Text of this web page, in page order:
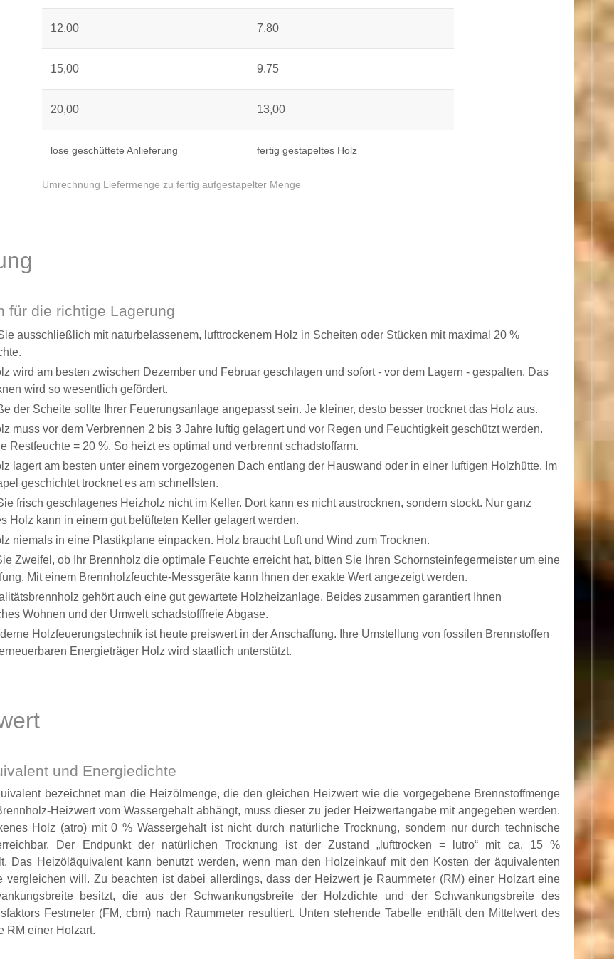
Umrechnung Liefermenge zu fertig aufgestapelter Menge
12,00 7,80
15,00 9.75
20,00 13,00
lose geschüttete Anlieferung fertig gestapeltes Holz
für die richtige Lagerung
ausschließlich mit naturbelassenem, lufttrockenem Holz in Scheiten oder Stücken mit maximal 20 %
wird am besten zwischen Dezember und Februar geschlagen und sofort - vor dem Lagern - gespalten. Das
wird so wesentlich gefördert.
der Scheite sollte Ihrer Feuerungsanlage angepasst sein. Je kleiner, desto besser trocknet das Holz aus.
muss vor dem Verbrennen 2 bis 3 Jahre luftig gelagert und vor Regen und Feuchtigkeit geschützt werden.
Restfeuchte = 20 %. So heizt es optimal und verbrennt schadstoffarm.
lagert am besten unter einem vorgezogenen Dach entlang der Hauswand oder in einer luftigen Holzhütte. Im
geschichtet trocknet es am schnellsten.
frisch geschlagenes Heizholz nicht im Keller. Dort kann es nicht austrocknen, sondern stockt. Nur ganz
Holz kann in einem gut belüfteten Keller gelagert werden.
niemals in eine Plastikplane einpacken. Holz braucht Luft und Wind zum Trocknen.
Zweifel, ob Ihr Brennholz die optimale Feuchte erreicht hat, bitten Sie Ihren Schornsteinfegermeister um eine
Mit einem Brennholzfeuchte-Messgeräte kann Ihnen der exakte Wert angezeigt werden.
gehört auch eine gut gewartete Holzheizanlage. Beides zusammen garantiert Ihnen
Wohnen und der Umwelt schadstofffreie Abgase.
Holzfeuerungstechnik ist heute preiswert in der Anschaffung. Ihre Umstellung von fossilen Brennstoffen
Energieträger Holz wird staatlich unterstützt.
und Energiedichte
bezeichnet man die Heizölmenge, die den gleichen Heizwert wie die vorgegebene Brennstoffmenge
Heizwert vom Wassergehalt abhängt, muss dieser zu jeder Heizwertangabe mit angegeben werden.
Holz (atro) mit 0 % Wassergehalt ist nicht durch natürliche Trocknung, sondern nur durch technische
Der Endpunkt der natürlichen Trocknung ist der Zustand „lufttrocken = lutro“ mit ca. 15 %
Das Heizöläquivalent kann benutzt werden, wenn man den Holzeinkauf mit den Kosten der äquivalenten
vergleichen will. Zu beachten ist dabei allerdings, dass der Heizwert je Raummeter (RM) einer Holzart eine
besitzt, die aus der Schwankungsbreite der Holzdichte und der Schwankungsbreite des
Festmeter (FM, cbm) nach Raummeter resultiert. Unten stehende Tabelle enthält den Mittelwert des
RM einer Holzart.